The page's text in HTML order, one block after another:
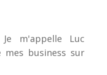
m'appelle Luc
business sur